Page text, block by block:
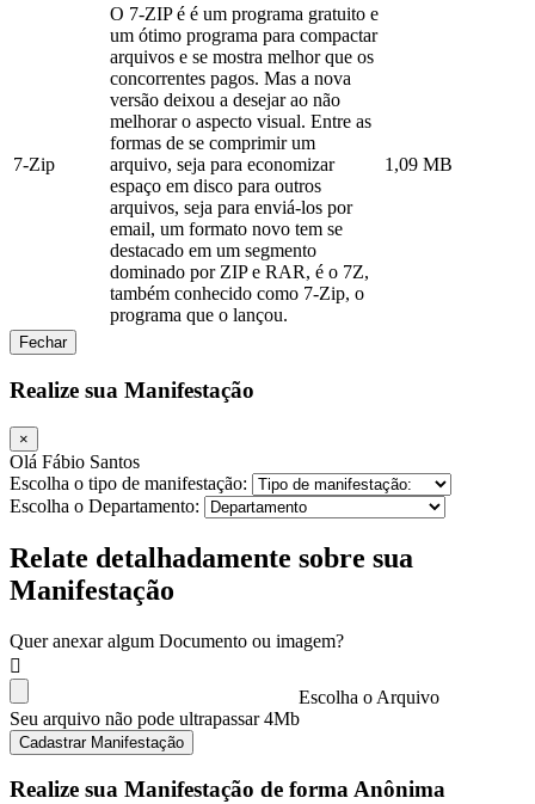
7-Zip
O 7-ZIP é é um programa gratuito e
um ótimo programa para compactar
arquivos e se mostra melhor que os
concorrentes pagos. Mas a nova
versão deixou a desejar ao não
melhorar o aspecto visual. Entre as
formas de se comprimir um
arquivo, seja para economizar
espaço em disco para outros
arquivos, seja para enviá-los por
email, um formato novo tem se
destacado em um segmento
dominado por ZIP e RAR, é o 7Z,
também conhecido como 7-Zip, o
programa que o lançou.
1,09 MB
Fechar
Realize sua Manifestação
×
Olá Fábio Santos
Escolha o tipo de manifestação:
Escolha o Departamento:
Relate detalhadamente sobre sua
Manifestação
Quer anexar algum Documento ou imagem?
Escolha o Arquivo
Seu arquivo não pode ultrapassar 4Mb
Cadastrar Manifestação
Realize sua Manifestação de forma Anônima